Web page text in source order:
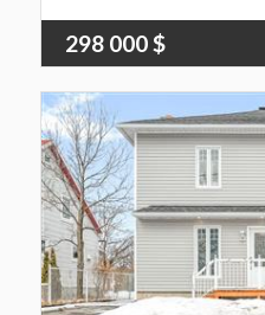
298 000 $